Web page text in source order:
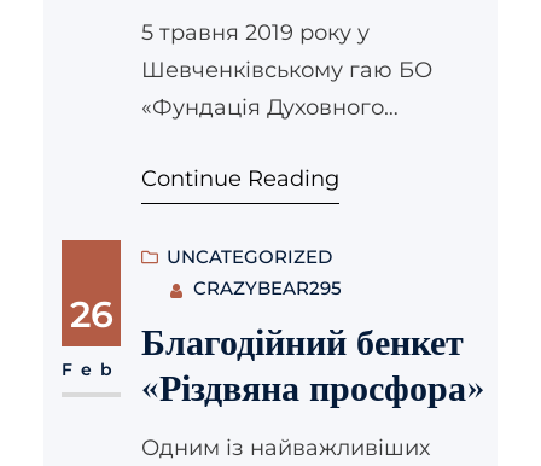
директора департаменту
«Адміністрація міського
голови» Євген Бойко.
кошти скерують…
5 травня 2019 року у
Шевченківському гаю БО
«Фундація Духовного
проведе одинадцятий
«Святкуймо Воскресіння
Разом», щоб у великому
дружньому колі розділити
радість Воскресіння
Христового та продовжувати
багатовікові традиції
Continue Reading
26
Feb
UNCATEGORIZED
CRAZYBEAR295
Благодійний бенкет
«Різдвяна просфора»
Одним із найважливіших